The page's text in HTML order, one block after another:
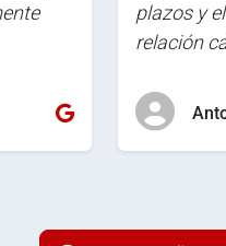
plazos y
relación